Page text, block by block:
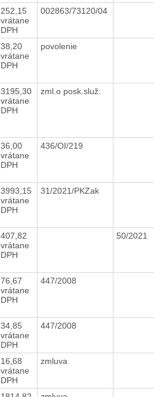
252,15
vrátane
DPH
002863/73120/04
38,20
vrátane
DPH
povolenie
3195,30
vrátane
DPH
zml.o posk.služ.
36,00
vrátane
DPH
436/OI/219
3993,15
vrátane
DPH
31/2021/PKZak
407,82
vrátane
DPH
50/2021
76,67
vrátane
DPH
447/2008
34,85
vrátane
DPH
447/2008
16,68
vrátane
DPH
zmluva